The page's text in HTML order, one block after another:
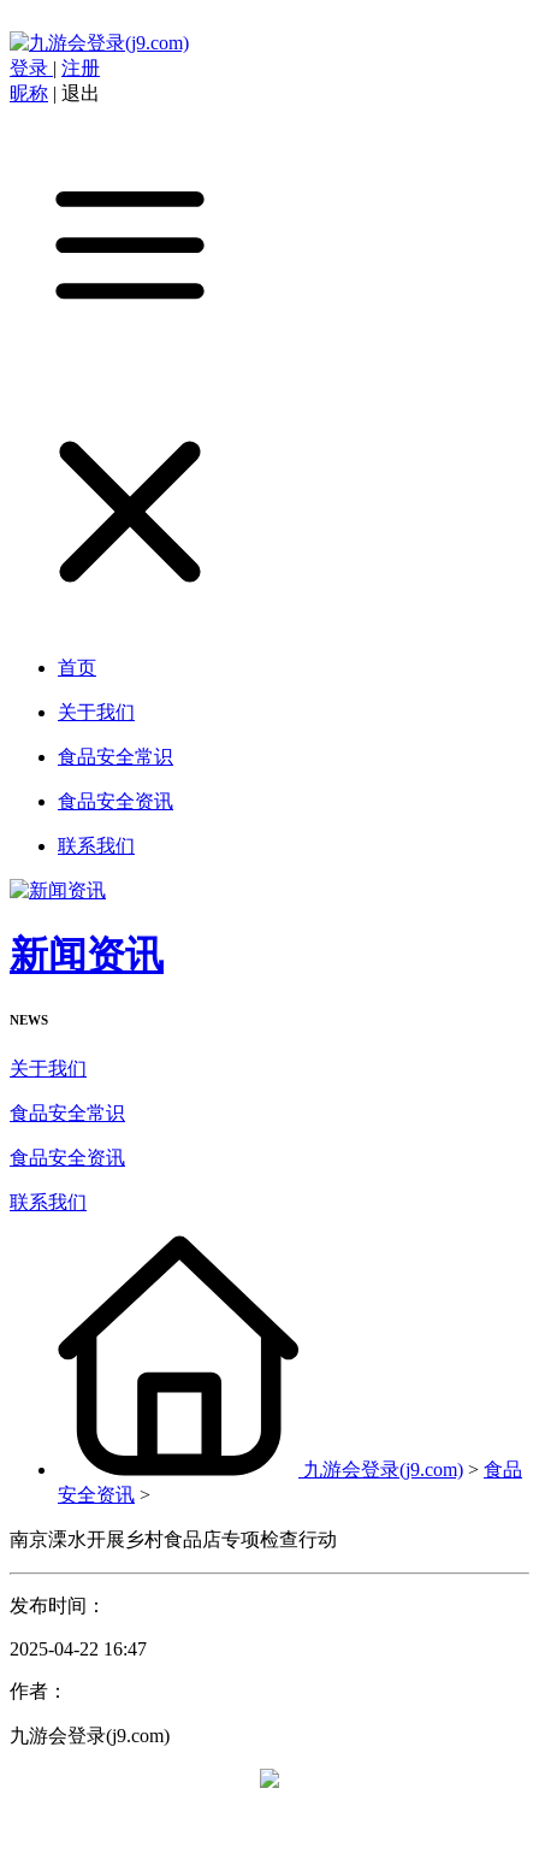
登录 | 注册
昵称 | 退出
首页
关于我们
食品安全常识
食品安全资讯
联系我们
新闻资讯
NEWS
关于我们
食品安全常识
食品安全资讯
联系我们
九游会登录(j9.com) > 食品
安全资讯 >
南京溧水开展乡村食品店专项检查行动
发布时间：
2025-04-22 16:47
作者：
九游会登录(j9.com)